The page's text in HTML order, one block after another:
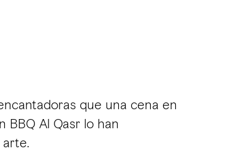
que una cena en
BBQ Al Qasr lo han